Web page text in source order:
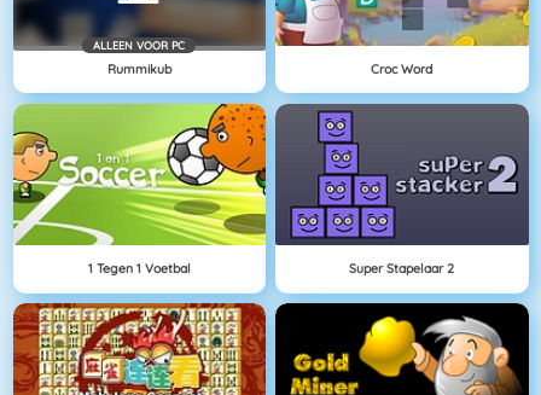
ALLEEN VOOR PC
Rummikub Croc Word
1 Tegen 1 Voetbal Super Stapelaar 2